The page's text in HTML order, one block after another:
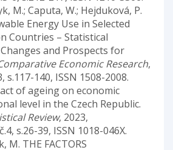
M.; Caputa, W.; Hejduková, P.
Energy Use in Selected
Countries – Statistical
and Prospects for
Economic Research,
s.117-140, ISSN 1508-2008.
of ageing on economic
level in the Czech Republic.
Review, 2023,
s.26-39, ISSN 1018-046X.
M. THE FACTORS